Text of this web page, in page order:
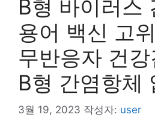
B형 바이러스
용어 백신 고
무반응자 건
B형 간염항체
3월 19, 2023 작성자: user